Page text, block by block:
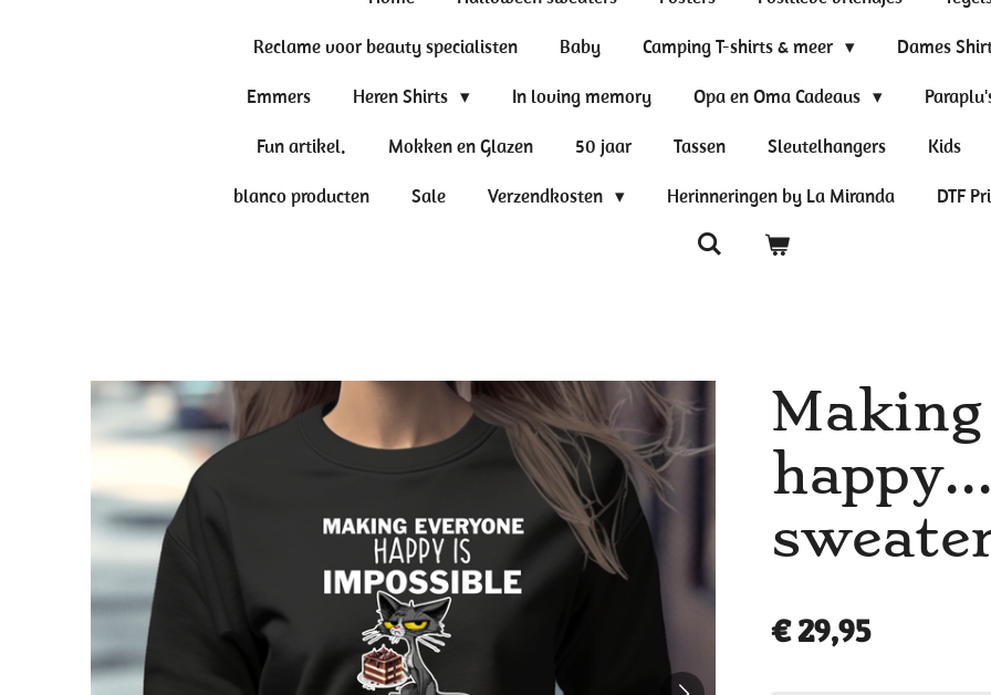
Reclame voor beauty specialisten Baby Camping T-shirts & meer Dames
Emmers Heren Shirts In loving memory Opa en Oma Cadeaus
Fun artikel. Mokken en Glazen 50 jaar Tassen Sleutelhangers Kids
blanco producten Sale Verzendkosten Herinneringen by La Miranda DTF
€ 29,95